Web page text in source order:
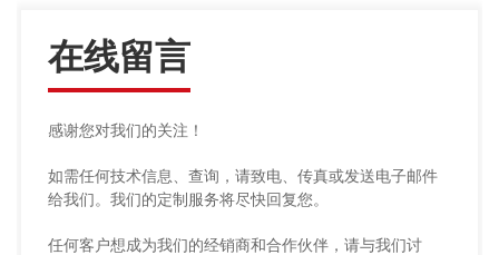
在线留言
感谢您对我们的关注！
如需任何技术信息、查询，请致电、传真或发送电子邮件
给我们。我们的定制服务将尽快回复您。
任何客户想成为我们的经销商和合作伙伴，请与我们讨